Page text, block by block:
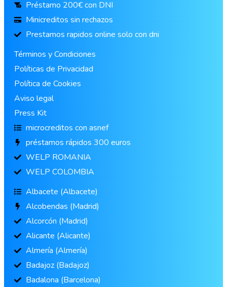
Préstamo 200€ con DNI
Minicreditos sin rechazos
Prestamos rapidos online solo con dni
Términos y Condiciones
Políticas de Privacidad
Política de Cookies
Aviso legal
Press Kit
microcreditos con asnef
préstamos rápidos 300 euros
WELP ROMANIA
WELP COLOMBIA
Albacete (Albacete)
Alcobendas (Madrid)
Alcorcón (Madrid)
Alicante (Alicante)
Almería (Almería)
Badajoz (Badajoz)
Badalona (Barcelona)